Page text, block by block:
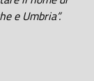
e Umbria”.